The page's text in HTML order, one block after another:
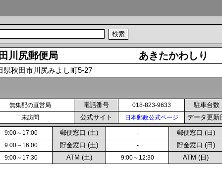
川尻郵便局 あきたかわしり
県秋田市川尻みよし町5-27
無集配の直営局 電話番号 018-823-9633 駐車台数
未訪問 公式サイト 日本郵政公式ページ データ更新
9:00～17:00 郵便窓口 (土) - 郵便窓口 (日)
9:00～16:00 貯金窓口 (土) - 貯金窓口 (日)
9:00～17:30 ATM (土) 9:00～12:30 ATM (日)